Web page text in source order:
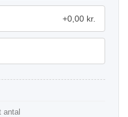
+0,00 kr.
antal